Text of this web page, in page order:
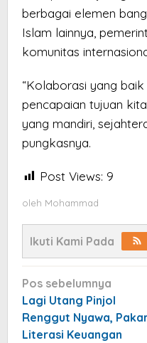
berbagai elemen
Islam lainnya,
komunitas
“Kolaborasi yang
pencapaian tujuan
yang mandiri,
pungkasnya.
Post Views: 9
oleh Mohammad
Ikuti Kami Pada
Navigasi
pos
Pos sebelumnya
Lagi Utang Pinjol
Renggut Nyawa,
Literasi Keuangan